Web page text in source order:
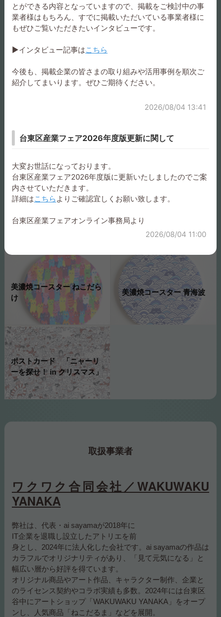
とねこだるま」 赤 （桐
箱付き）
箱付き）
越前漆器カップ「富士山と
ねこだるま」 黒 （桐箱
ワッペン ハートねこ
ルバー LUCKY
ールド LUCKY
美濃焼コースター ねこだら
け
美濃焼コースター 青海波
ポストカード 「ニャーリ
ーを探せ！ in クリスマス」
取扱事業者
ワクワク合同会社／WAKUWAKU
YANAKA
弊社は、代表・ai sayamaが2018年に
IT企業を退職し設立したアトリエを前
身とし、2024年に法人化した会社です。ai sayamaの作品は
カラフルでオリジナリティがあり、「見て元気になる」と
幅広い層から好評を得ています。
オリジナル商品やアート作品、キャラクター制作、企業と
のライセンス契約やコラボ実績も多数。2024年には台東区
谷中にアートショップ「WAKUWAKU YANAKA」をオープ
ンし、人気商品「ねこだるま」などを展開。
とができる内容となっていますので、掲載をご検討中の事
業者様はもちろん、すでに掲載いただいている事業者様に
もぜひご覧いただきたいインタビューです。
▶インタビュー記事はこちら
今後も、掲載企業の皆さまの取り組みや活用事例を順次ご
紹介してまいります。ぜひご期待ください。
2026/08/04 13:41
台東区産業フェア2026年度版更新に関して
大変お世話になっております。
台東区産業フェア2026年度版に更新いたしましたのでご案
内させていただきます。
詳細はこちら よりご確認宜しくお願い致します。
台東区産業フェアオンライン事務局より
2026/08/04 11:00